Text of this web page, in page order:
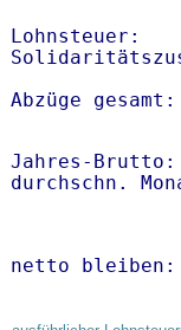
Lohnsteuer:
Abzüge
netto